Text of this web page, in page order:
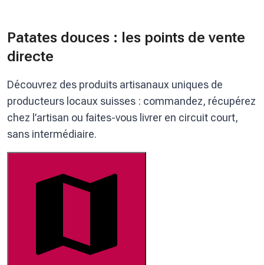
Patates douces : les points de vente
directe
Découvrez des produits artisanaux uniques de
producteurs locaux suisses : commandez, récupérez
chez l’artisan ou faites-vous livrer en circuit court,
sans intermédiaire.